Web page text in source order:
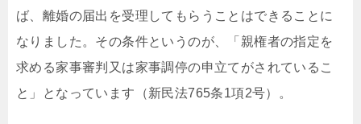
ば、離婚の届出を受理してもらうことはできることに
なりました。その条件というのが、「親権者の指定を
求める家事審判又は家事調停の申立てがされているこ
と」となっています（新民法765条1項2号）。